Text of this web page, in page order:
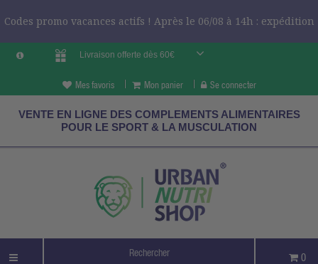
Codes promo vacances actifs ! Après le 06/08 à 14h : expédition
Livraison offerte dès 60€
Mes favoris Mon panier Se connecter
VENTE EN LIGNE DES COMPLEMENTS ALIMENTAIRES
POUR LE SPORT & LA MUSCULATION
0